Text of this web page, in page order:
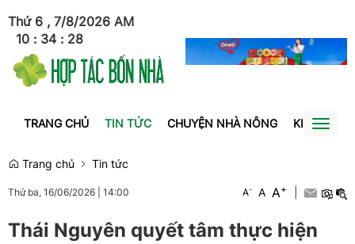
Thứ 6 , 7/8/2026
10 : 34 : 28
AM
TRANG CHỦ TIN TỨC CHUYỆN NHÀ NÔNG KINH TẾToggle
Trang chủ
Tin tức
Thứ ba, 16/06/2026 14:00 A- A A+
Thái Nguyên quyết tâm thực hiện